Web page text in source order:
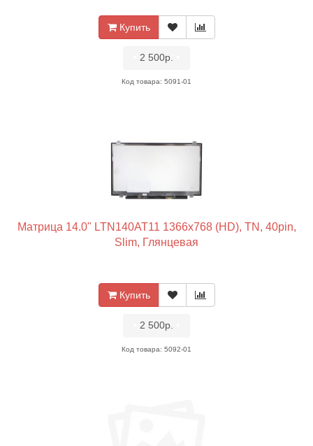
Купить
2 500р.
Код товара: 5091-01
Матрица 14.0" LTN140AT11 1366x768 (HD), TN, 40pin,
Slim, Глянцевая
Купить
2 500р.
Код товара: 5092-01